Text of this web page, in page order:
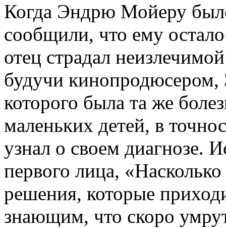
Когда Эндрю Мойеру
сообщили, что ему
отец страдал
будучи
которого была та же
маленьких детей, в
узнал о своем диагнозе.
первого лица,
решения, которые
знающим, что скоро